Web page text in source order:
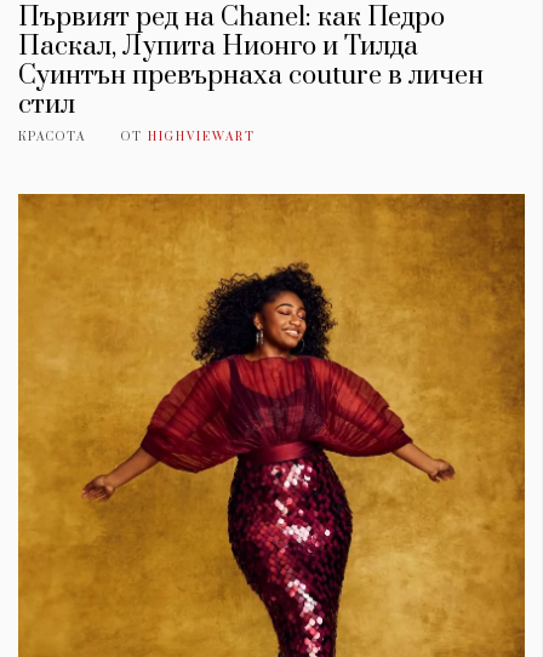
Първият ред на Chanel: как Педро
Паскал, Лупита Нионго и Тилда
Суинтън превърнаха couture в личен
стил
КРАСОТА ОТ HIGHVIEWART